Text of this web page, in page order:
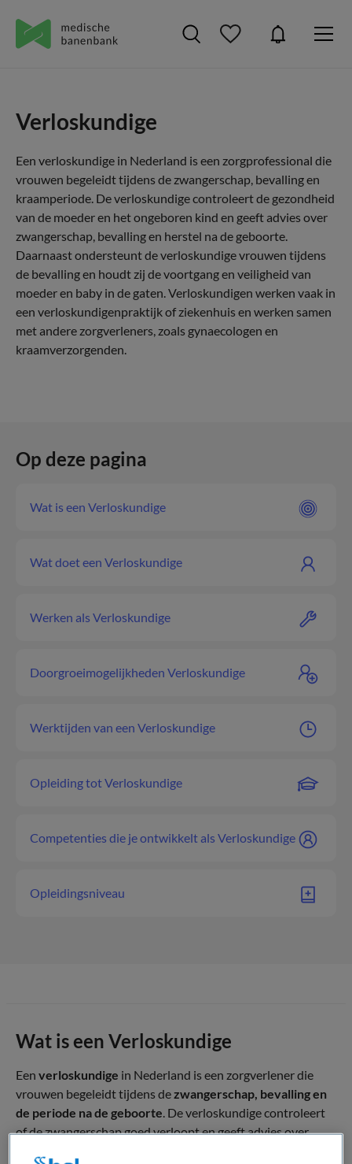
Verloskundige
Een verloskundige in Nederland is een zorgprofessional die
vrouwen begeleidt tijdens de zwangerschap, bevalling en
kraamperiode. De verloskundige controleert de gezondheid
van de moeder en het ongeboren kind en geeft advies over
zwangerschap, bevalling en herstel na de geboorte.
Daarnaast ondersteunt de verloskundige vrouwen tijdens
de bevalling en houdt zij de voortgang en veiligheid van
moeder en baby in de gaten. Verloskundigen werken vaak in
een verloskundigenpraktijk of ziekenhuis en werken samen
met andere zorgverleners, zoals gynaecologen en
kraamverzorgenden.
Op deze pagina
Wat is een Verloskundige
Wat doet een Verloskundige
Werken als Verloskundige
Doorgroeimogelijkheden Verloskundige
Werktijden van een Verloskundige
Opleiding tot Verloskundige
Competenties die je ontwikkelt als Verloskundige
Opleidingsniveau
Wat is een Verloskundige
Een verloskundige in Nederland is een zorgverlener die
vrouwen begeleidt tijdens dezwangerschap, bevalling en
de periode na de geboorte. De verloskundige controleert
of de zwangerschap goed verloopt en geeft advies over